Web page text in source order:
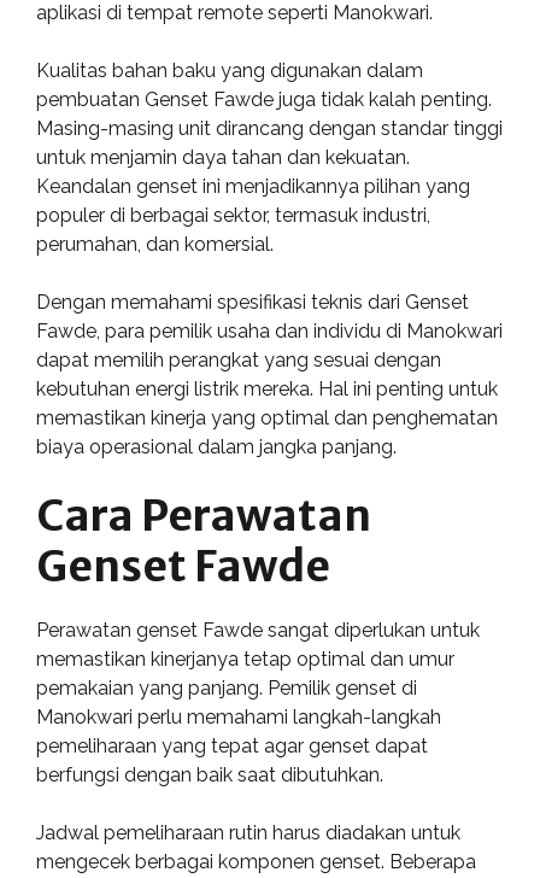
aplikasi di tempat remote seperti Manokwari.
Kualitas bahan baku yang digunakan dalam
pembuatan Genset Fawde juga tidak kalah penting.
Masing-masing unit dirancang dengan standar tinggi
untuk menjamin daya tahan dan kekuatan.
Keandalan genset ini menjadikannya pilihan yang
populer di berbagai sektor, termasuk industri,
perumahan, dan komersial.
Dengan memahami spesifikasi teknis dari Genset
Fawde, para pemilik usaha dan individu di Manokwari
dapat memilih perangkat yang sesuai dengan
kebutuhan energi listrik mereka. Hal ini penting untuk
memastikan kinerja yang optimal dan penghematan
biaya operasional dalam jangka panjang.
Cara Perawatan
Genset Fawde
Perawatan genset Fawde sangat diperlukan untuk
memastikan kinerjanya tetap optimal dan umur
pemakaian yang panjang. Pemilik genset di
Manokwari perlu memahami langkah-langkah
pemeliharaan yang tepat agar genset dapat
berfungsi dengan baik saat dibutuhkan.
Jadwal pemeliharaan rutin harus diadakan untuk
mengecek berbagai komponen genset. Beberapa